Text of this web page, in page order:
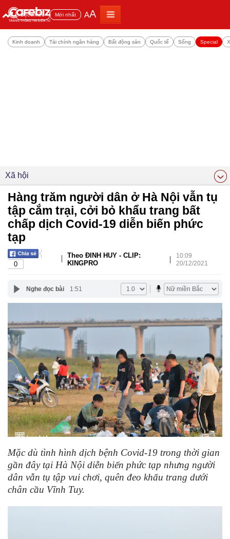
Đọc nhiều Mới nhất AA
Kinh doanh Tài chính ngân hàng Bất động sản Quốc tế Sống Special
Xã hội
Hàng trăm người dân ở Hà Nội vẫn tụ
tập cắm trại, cởi bỏ khẩu trang bất
chấp dịch Covid-19 diễn biến phức
tạp
0
|
Theo ĐINH HUY - CLIP:
KINGPRO
|
10:09
20/12/2021
Nghe đọc bài 1:51
Mặc dù tình hình dịch bệnh Covid-19 trong thời gian
gần đây tại Hà Nội diễn biến phức tạp nhưng người
dân vẫn tụ tập vui chơi, quên đeo khẩu trang dưới
chân cầu Vĩnh Tuy.